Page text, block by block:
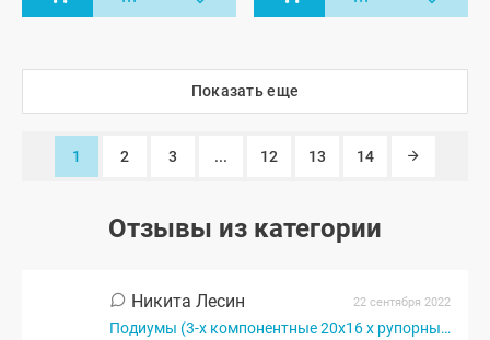
Показать еще
1 2 3 ... 12 13 14
Отзывы из категории
Никита Лесин 22 сентября 2022
Подиумы (3-х компонентные 20x16 x рупорный твитер)...